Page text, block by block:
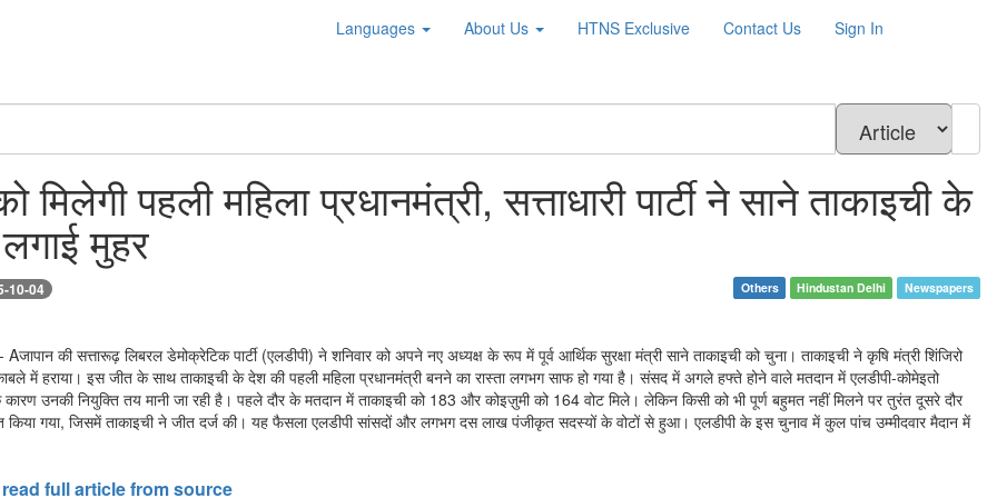
Languages About Us HTNS Exclusive Contact Us Sign In
मिलेगी पहली महिला प्रधानमंत्री, सत्ताधारी पार्टी ने साने ताकाइची के
मुहर
10-04 Others Hindustan Delhi Newspapers
की सत्तारूढ़ लिबरल डेमोक्रेटिक पार्टी (एलडीपी) ने शनिवार को अपने नए अध्यक्ष के रूप में पूर्व आर्थिक सुरक्षा मंत्री साने ताकाइची को चुना। ताकाइची ने कृषि मंत्री शिंजिरो
में हराया। इस जीत के साथ ताकाइची के देश की पहली महिला प्रधानमंत्री बनने का रास्ता लगभग साफ हो गया है। संसद में अगले हफ्ते होने वाले मतदान में एलडीपी-कोमेइतो
उनकी नियुक्ति तय मानी जा रही है। पहले दौर के मतदान में ताकाइची को 183 और कोइज़ुमी को 164 वोट मिले। लेकिन किसी को भी पूर्ण बहुमत नहीं मिलने पर तुरंत दूसरे दौर
गया, जिसमें ताकाइची ने जीत दर्ज की। यह फैसला एलडीपी सांसदों और लगभग दस लाख पंजीकृत सदस्यों के वोटों से हुआ। एलडीपी के इस चुनाव में कुल पांच उम्मीदवार मैदान में
full article from source